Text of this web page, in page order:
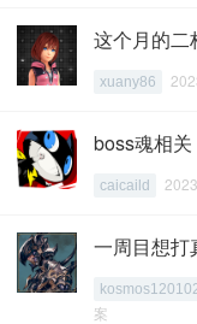
这个月的二
xuany86
boss魂相关
caicaild
一周目想打
案